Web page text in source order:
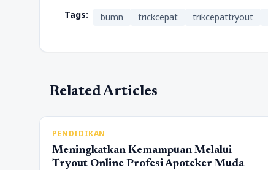
Tags: bumn trickcepat trikcepattryout
Related Articles
PENDIDIKAN
Meningkatkan Kemampuan Melalui
Tryout Online Profesi Apoteker Muda